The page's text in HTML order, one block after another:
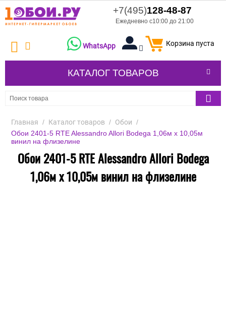
+7(495)128-48-87
Ежедневно с10:00 до 21:00
Корзина пуста
WhatsApp
КАТАЛОГ ТОВАРОВ
Главная / Каталог товаров / Обои /
Обои 2401-5 RTE Alessandro Allori Bodega 1,06м х 10,05м
винил на флизелине
Обои 2401-5 RTE Alessandro Allori Bodega
1,06м х 10,05м винил на флизелине